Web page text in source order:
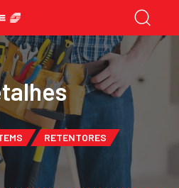
RETENTORES